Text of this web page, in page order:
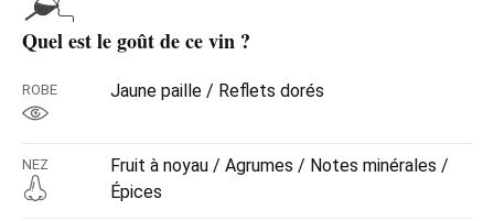
Quel est le goût de ce vin ?
ROBE Jaune paille / Reflets dorés
NEZ
Fruit à noyau / Agrumes / Notes minérales /
Épices